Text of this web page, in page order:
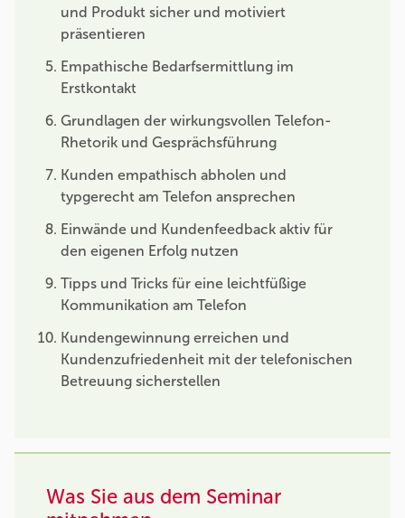
und Produkt sicher und motiviert
präsentieren
Empathische Bedarfsermittlung im
Erstkontakt
Grundlagen der wirkungsvollen Telefon-
Rhetorik und Gesprächsführung
Kunden empathisch abholen und
typgerecht am Telefon ansprechen
Einwände und Kundenfeedback aktiv für
den eigenen Erfolg nutzen
Tipps und Tricks für eine leichtfüßige
Kommunikation am Telefon
Kundengewinnung erreichen und
Kundenzufriedenheit mit der telefonischen
Betreuung sicherstellen
Was Sie aus dem Seminar